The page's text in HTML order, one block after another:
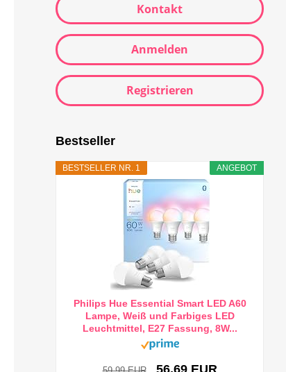
Kontakt
Anmelden
Registrieren
Bestseller
ANGEBOT
BESTSELLER NR. 1
Philips Hue Essential Smart LED A60
Lampe, Weiß und Farbiges LED
Leuchtmittel, E27 Fassung, 8W...